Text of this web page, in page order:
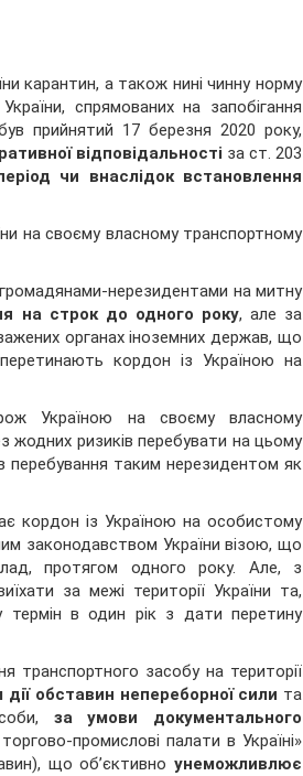
карантин, а також нині чинну норму
спрямованих на запобігання
прийнятий 17 березня 2020 року,
відповідальності за ст. 203
чи внаслідок встановлення
на своєму власному транспортному
громадянами-нерезидентами на митну
на строк до одного року, але за
органах іноземних держав, що
кордон із Україною на
Україною на своєму власному
жодних ризиків перебувати на цьому
перебування таким нерезидентом як
кордон із Україною на особистому
законодавством України візою, що
протягом одного року. Але, з
за межі території України та,
термін в один рік з дати перетину
транспортного засобу на території
обставин непереборної сили та
за умови документального
промислові палати в Україні»
що об’єктивно унеможливлює